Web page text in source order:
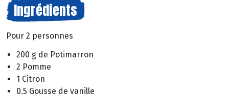
Ingrédients
Pour 2 personnes
200 g de Potimarron
2 Pomme
1 Citron
0.5 Gousse de vanille